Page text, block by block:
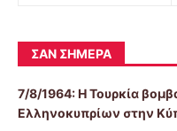
ΣΑΝ ΣΉΜΕΡΑ
7/8/1964: Η Τουρκία
Ελληνοκυπρίων στην